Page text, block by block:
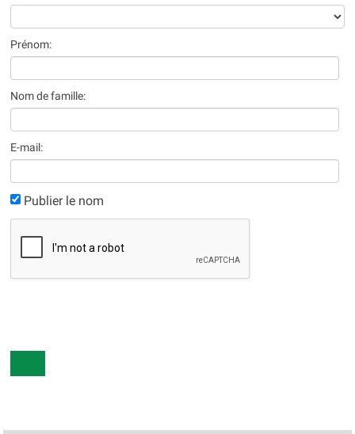
Prénom:
Nom de famille:
E-mail:
Publier le nom